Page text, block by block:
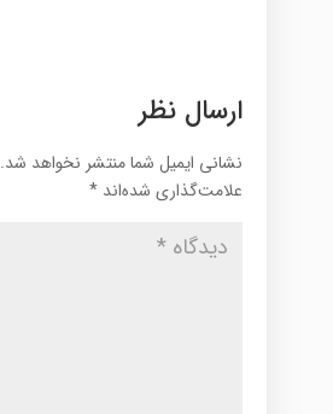
ارسال نظر
نشانی ایمیل شما منتشر نخواهد شد.
علامت‌گذاری شده‌اند *